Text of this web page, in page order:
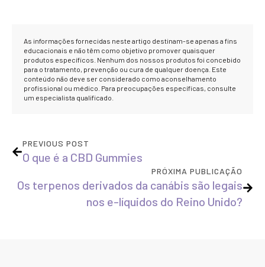
As informações fornecidas neste artigo destinam-se apenas a fins
educacionais e não têm como objetivo promover quaisquer
produtos específicos. Nenhum dos nossos produtos foi concebido
para o tratamento, prevenção ou cura de qualquer doença. Este
conteúdo não deve ser considerado como aconselhamento
profissional ou médico. Para preocupações específicas, consulte
um especialista qualificado.
PREVIOUS POST
O que é a CBD Gummies
PRÓXIMA PUBLICAÇÃO
Os terpenos derivados da canábis são legais
nos e-líquidos do Reino Unido?